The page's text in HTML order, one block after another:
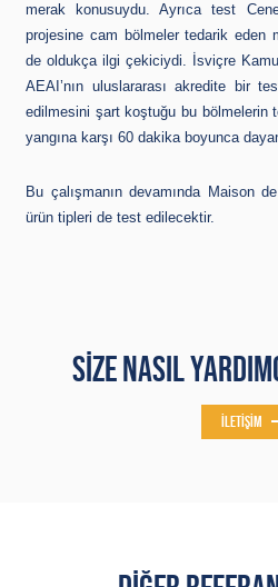
merak konusuydu. Ayrıca test
projesine cam bölmeler tedarik eden
de oldukça ilgi çekiciydi. İsviçre
AEAI’nın uluslararası akredite bir
edilmesini şart koştuğu bu bölmelerin
yangına karşı 60 dakika boyunca
Bu çalışmanın devamında Maison
ürün tipleri de test edilecektir.
SIZE NASIL
İLETIŞIM